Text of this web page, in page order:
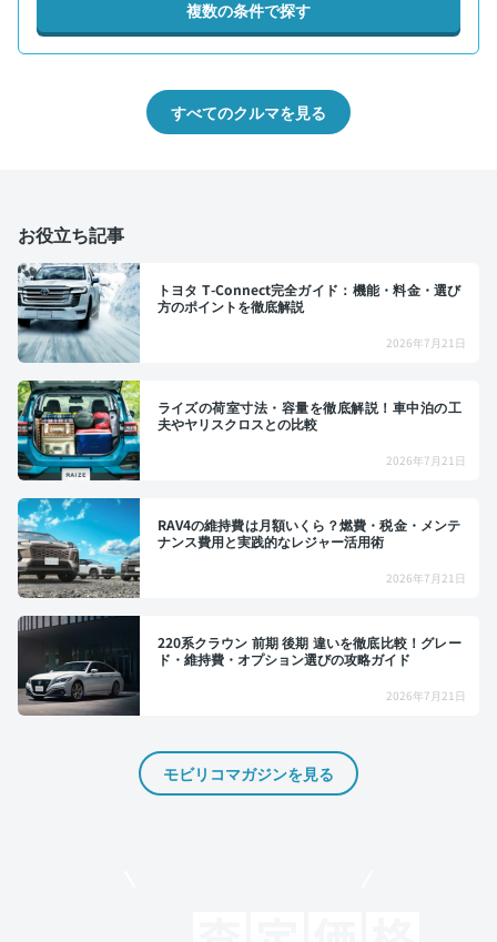
複数の条件で探す
すべてのクルマを見る
お役立ち記事
トヨタ T-Connect完全ガイド：機能・料金・選び
方のポイントを徹底解説
2026年7月21日
ライズの荷室寸法・容量を徹底解説！車中泊の工
夫やヤリスクロスとの比較
2026年7月21日
RAV4の維持費は月額いくら？燃費・税金・メンテ
ナンス費用と実践的なレジャー活用術
2026年7月21日
220系クラウン 前期 後期 違いを徹底比較！グレー
ド・維持費・オプション選びの攻略ガイド
2026年7月21日
モビリコマガジンを見る